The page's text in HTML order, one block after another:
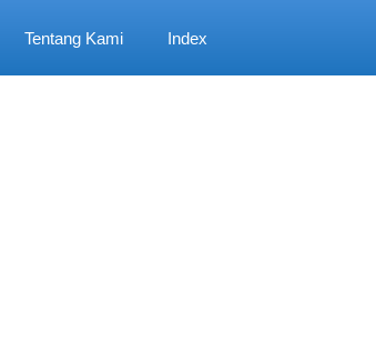
Tentang Kami Index